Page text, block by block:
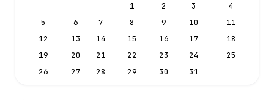
1 2 3
4
5
6 7 8 9 10
11
12
13 14 15 16 17
18
19
20 21 22 23 24
25
26
27 28 29 30 31